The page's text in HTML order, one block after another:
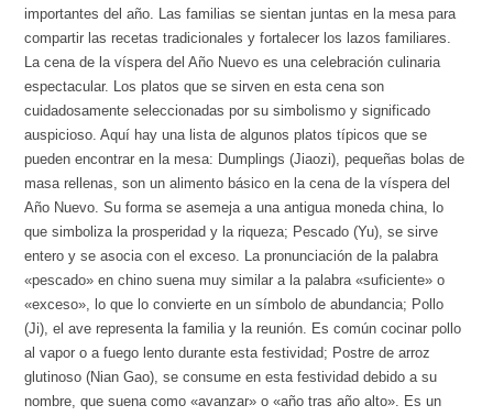
importantes del año. Las familias se sientan juntas en la mesa para
compartir las recetas tradicionales y fortalecer los lazos familiares.
La cena de la víspera del Año Nuevo es una celebración culinaria
espectacular. Los platos que se sirven en esta cena son
cuidadosamente seleccionadas por su simbolismo y significado
auspicioso. Aquí hay una lista de algunos platos típicos que se
pueden encontrar en la mesa: Dumplings (Jiaozi), pequeñas bolas de
masa rellenas, son un alimento básico en la cena de la víspera del
Año Nuevo. Su forma se asemeja a una antigua moneda china, lo
que simboliza la prosperidad y la riqueza; Pescado (Yu), se sirve
entero y se asocia con el exceso. La pronunciación de la palabra
«pescado» en chino suena muy similar a la palabra «suficiente» o
«exceso», lo que lo convierte en un símbolo de abundancia; Pollo
(Ji), el ave representa la familia y la reunión. Es común cocinar pollo
al vapor o a fuego lento durante esta festividad; Postre de arroz
glutinoso (Nian Gao), se consume en esta festividad debido a su
nombre, que suena como «avanzar» o «año tras año alto». Es un